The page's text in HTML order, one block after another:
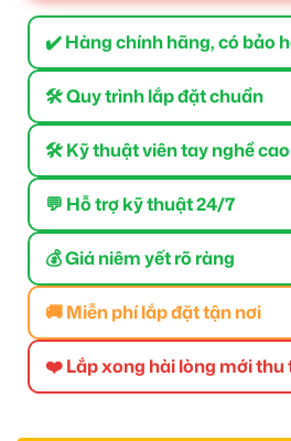
✔️ Hàng chính hãng, có bảo
🛠 Quy trình lắp đặt chuẩn
🛠 Kỹ thuật viên tay nghề cao
💬 Hỗ trợ kỹ thuật 24/7
💰 Giá niêm yết rõ ràng
🚚 Miễn phí lắp đặt tận nơi
❤️ Lắp xong hài lòng mới thu